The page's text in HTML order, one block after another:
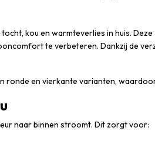
kou en warmteverlies in huis.
te verbeteren. Dankzij de
en vierkante varianten,
naar binnen stroomt. Dit zorgt voor: